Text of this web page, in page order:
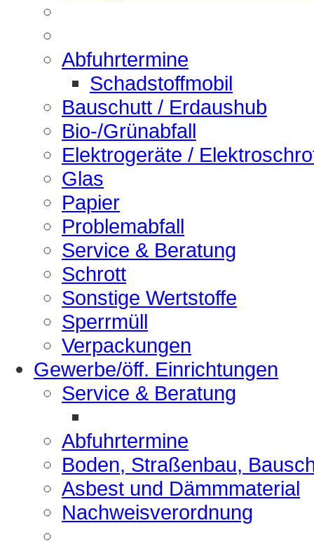
Abfuhrtermine
Schadstoffmobil
Bauschutt / Erdaushub
Bio-/Grünabfall
Elektrogeräte /
Glas
Papier
Problemabfall
Service & Beratung
Schrott
Sonstige Wertstoffe
Sperrmüll
Verpackungen
Gewerbe/öff. Einrichtungen
Service & Beratung
Abfuhrtermine
Boden, Straßenbau,
Asbest und Dämmmaterial
Nachweisverordnung